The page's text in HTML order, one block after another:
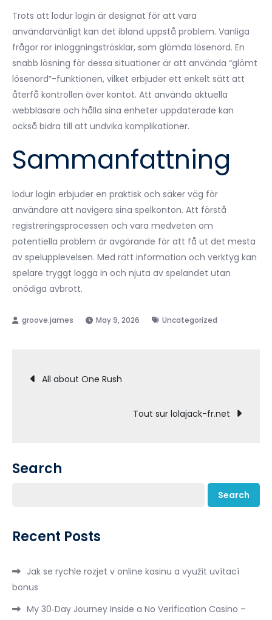
Trots att lodur login är designat för att vara
användarvänligt kan det ibland uppstå problem. Vanliga
frågor rör inloggningströsklar, som glömda lösenord. En
snabb lösning för dessa situationer är att använda “glömt
lösenord”-funktionen, vilket erbjuder ett enkelt sätt att
återfå kontrollen över kontot. Att använda aktuella
webbläsare och hålla sina enheter uppdaterade kan
också bidra till att undvika komplikationer.
Sammanfattning
lodur login erbjuder en praktisk och säker väg för
användare att navigera sina spelkonton. Att förstå
registreringsprocessen och vara medveten om
potentiella problem är avgörande för att få ut det mesta
av spelupplevelsen. Med rätt information och verktyg kan
spelare tryggt logga in och njuta av spelandet utan
onödiga avbrott.
May 9, 2026 Uncategorized
Post
navigation
All about One Rush
Tout sur lolajack-fr.net
Search
Search
Recent Posts
Jak se rychle rozjet v online kasinu a využít uvítací
bonus
My 30‑Day Journey Inside a No Verification Casino –